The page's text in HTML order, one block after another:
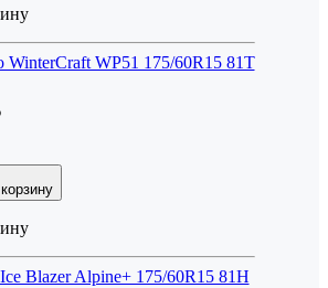
WinterCraft WP51 175/60R15 81T
Blazer Alpine+ 175/60R15 81H